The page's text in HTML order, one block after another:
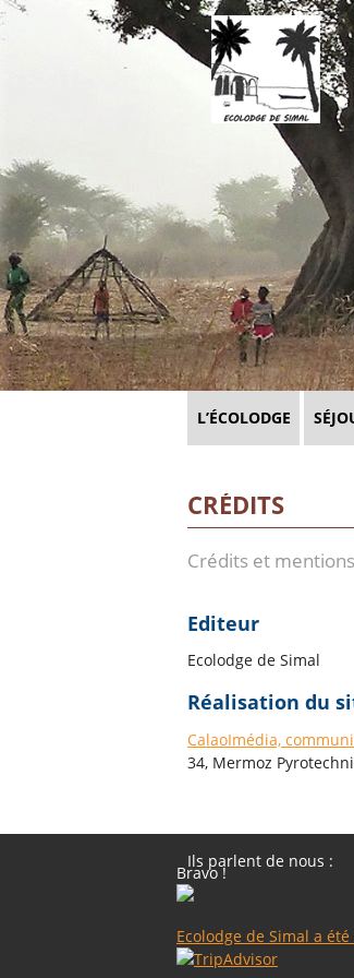
L’ÉCOLODGE
CRÉDITS
Crédits et
Editeur
Ecolodge de Simal
Réalisation du
CalaoImédia,
34, Mermoz
Ils parlent de nous :
Bravo !
Ecolodge de Simal a